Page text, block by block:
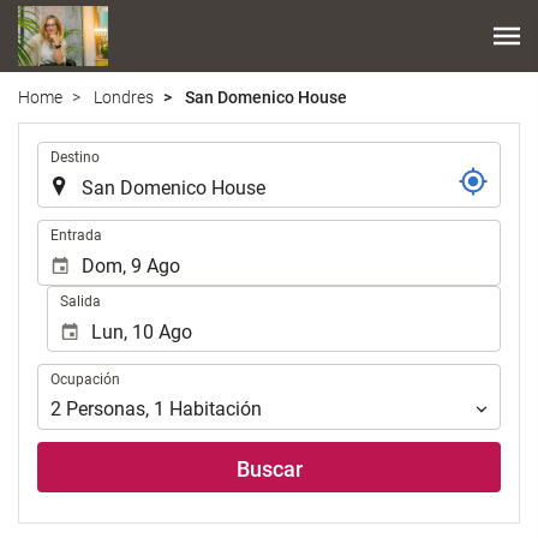
Home Londres San Domenico House
Introduzca
lugar
de
destino
en
que
realizar
búsqueda
de
Destino
Introduzca
las
fechas
inicio
fin
para
realizar
Entrada
Salida
Ocupación
Ocupación
2 Personas, 1 Habitación
Buscar